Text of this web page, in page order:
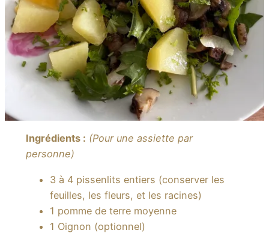
Ingrédients : (Pour une assiette par
personne)
3 à 4 pissenlits entiers (conserver les
feuilles, les fleurs, et les racines)
1 pomme de terre moyenne
1 Oignon (optionnel)